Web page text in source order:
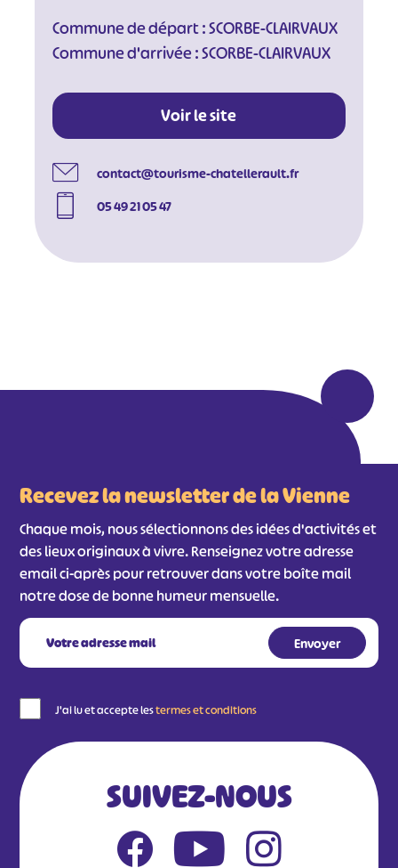
Commune de départ : SCORBE-CLAIRVAUX
Commune d'arrivée : SCORBE-CLAIRVAUX
Voir le site
contact@tourisme-chatellerault.fr
05 49 21 05 47
Recevez la newsletter de la Vienne
Chaque mois, nous sélectionnons des idées d'activités et
des lieux originaux à vivre. Renseignez votre adresse
email ci-après pour retrouver dans votre boîte mail
notre dose de bonne humeur mensuelle.
J'ai lu et accepte lestermes et conditions
SUIVEZ-NOUS
#